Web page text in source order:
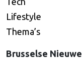
Lifestyle
Thema’s
Brusselse Nieuwe